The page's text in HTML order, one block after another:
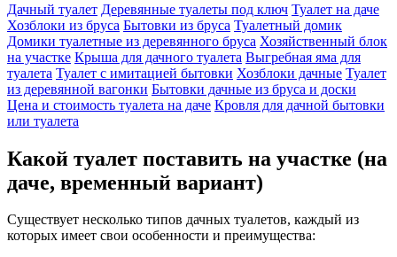
Дачный туалет Деревянные туалеты под ключ Туалет на даче
Хозблоки из бруса Бытовки из бруса Туалетный домик
Домики туалетные из деревянного бруса Хозяйственный блок
на участке Крыша для дачного туалета Выгребная яма для
туалета Туалет с имитацией бытовки Хозблоки дачные Туалет
из деревянной вагонки Бытовки дачные из бруса и доски
Цена и стоимость туалета на даче Кровля для дачной бытовки
или туалета
Какой туалет поставить на участке (на
даче, временный вариант)
Существует несколько типов дачных туалетов, каждый из
которых имеет свои особенности и преимущества: